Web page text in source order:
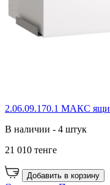
2.06.09.170.1 МАКС
В наличии - 4 штук
21 010 тенге
Добавить в корзину